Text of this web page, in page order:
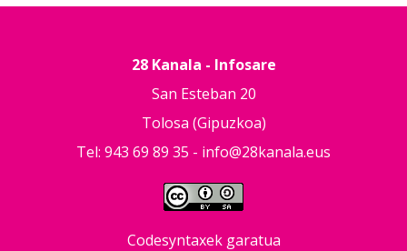
28 Kanala - Infosare
San Esteban 20
Tolosa (Gipuzkoa)
Tel: 943 69 89 35 - info@28kanala.eus
Codesyntaxek garatua